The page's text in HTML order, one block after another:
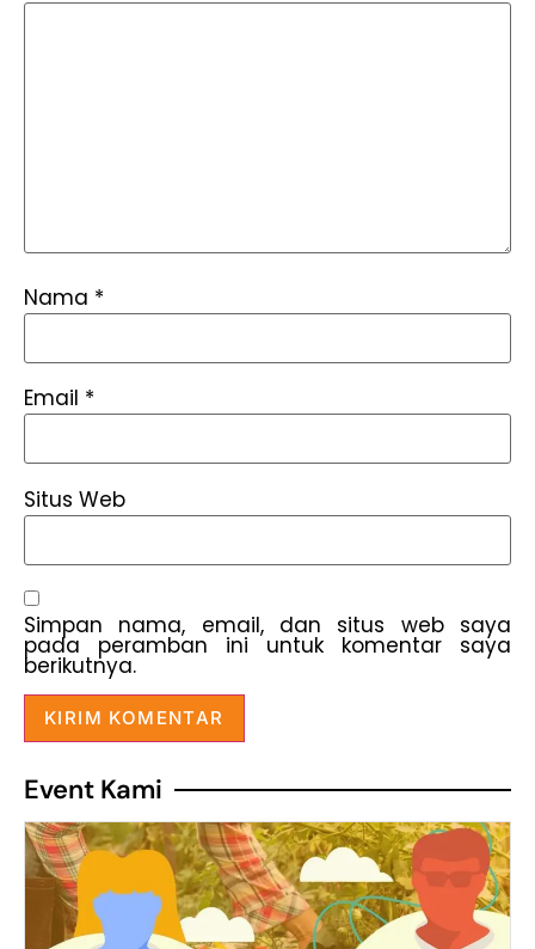
Nama *
Email *
Situs Web
Simpan nama, email, dan situs web saya
pada peramban ini untuk komentar saya
berikutnya.
Event Kami